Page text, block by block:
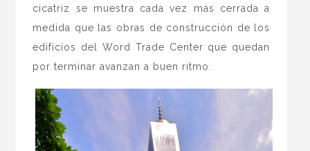
cicatriz se muestra cada vez más cerrada a
medida que las obras de construcción de los
edificios del Word Trade Center que quedan
por terminar avanzan a buen ritmo.